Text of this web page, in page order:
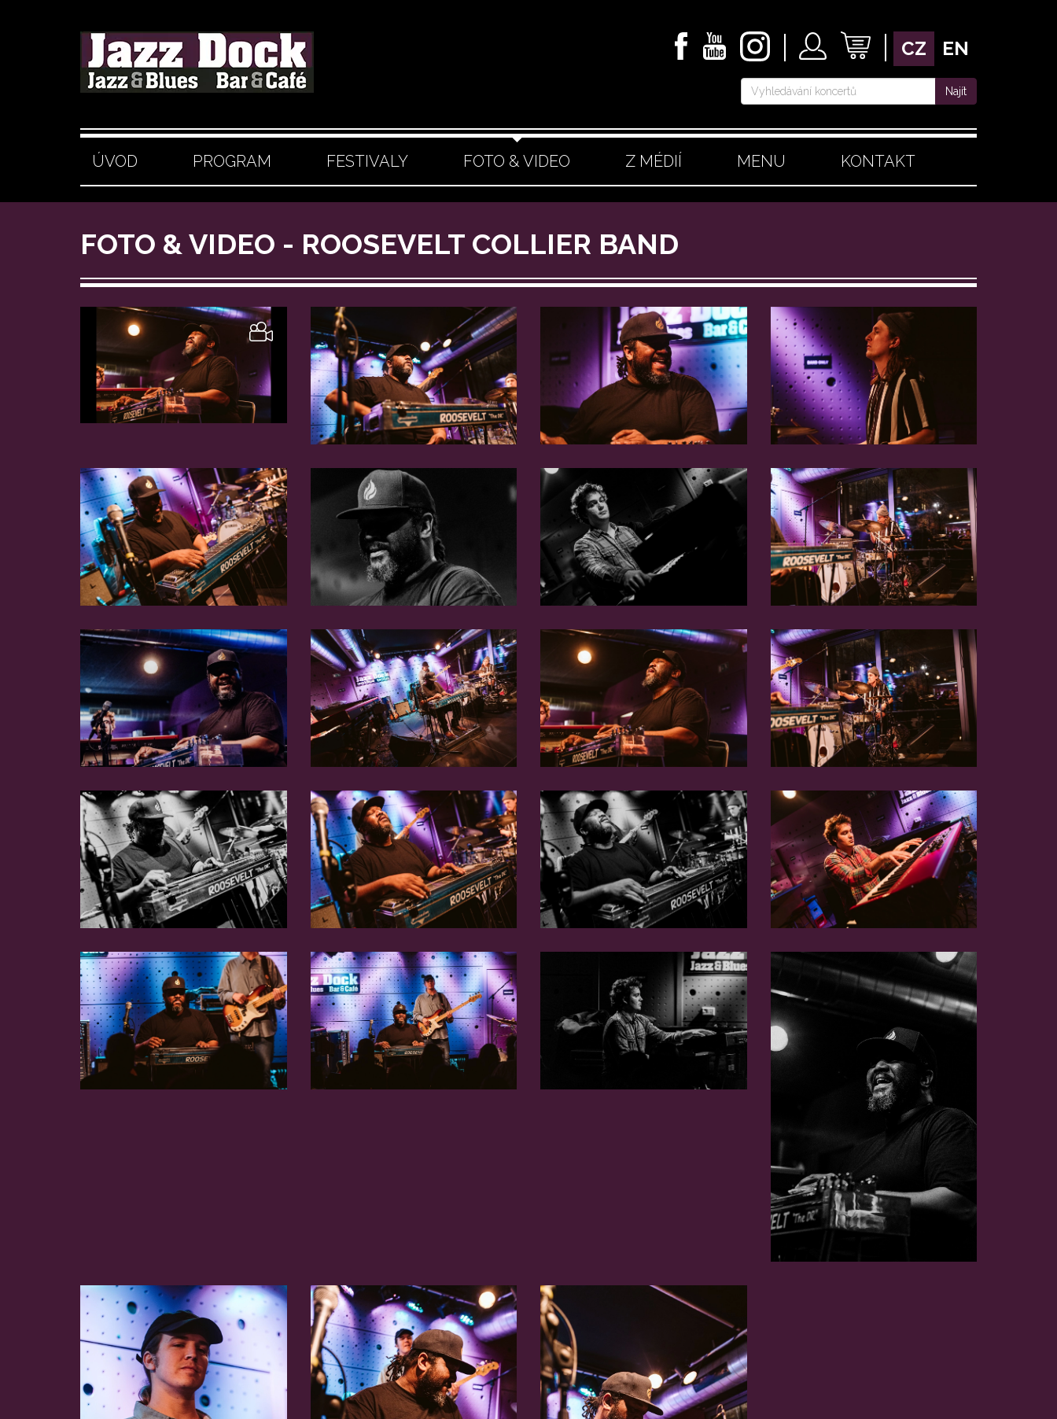
CZ EN
Najít
ÚVOD PROGRAM FESTIVALY FOTO & VIDEO Z MÉDIÍ MENU KONTAKT
FOTO & VIDEO - ROOSEVELT COLLIER BAND